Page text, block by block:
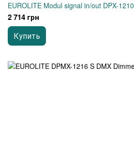
EUROLITE Modul signal in/out DPX-1210
2 714 грн
Купить